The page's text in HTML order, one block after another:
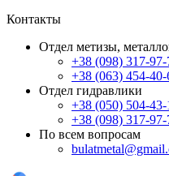
Контакты
Отдел метизы,
+38 (098) 317-97-
+38 (063) 454-40-
Отдел гидравлики
+38 (050) 504-43-
+38 (098) 317-97-
По всем вопросам